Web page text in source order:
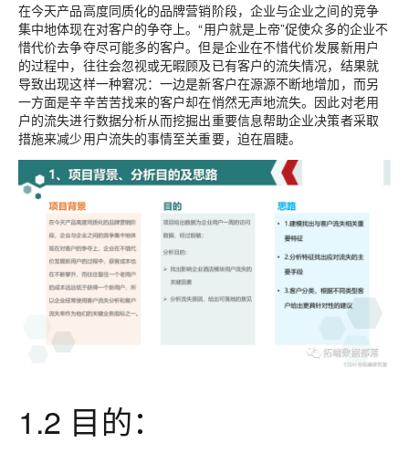
在今天产品高度同质化的品牌营销阶段，企业与企业之间的竞争
集中地体现在对客户的争夺上。“用户就是上帝”促使众多的企业不
惜代价去争夺尽可能多的客户。但是企业在不惜代价发展新用户
的过程中，往往会忽视或无暇顾及已有客户的流失情况，结果就
导致出现这样一种窘况：一边是新客户在源源不断地增加，而另
一方面是辛辛苦苦找来的客户却在悄然无声地流失。因此对老用
户的流失进行数据分析从而挖掘出重要信息帮助企业决策者采取
措施来减少用户流失的事情至关重要，迫在眉睫。
1.2 目的：